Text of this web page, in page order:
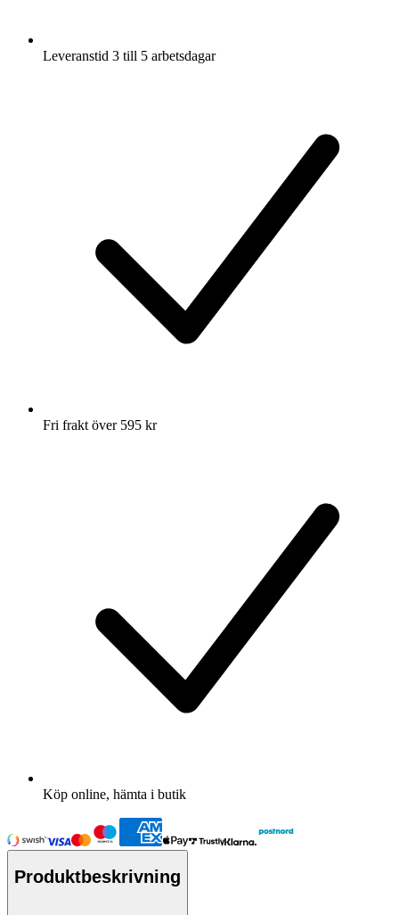
Leveranstid 3 till 5 arbetsdagar
Fri frakt över 595 kr
Köp online, hämta i butik
Produktbeskrivning